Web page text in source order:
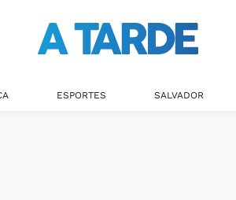
ESPORTES SALVADOR